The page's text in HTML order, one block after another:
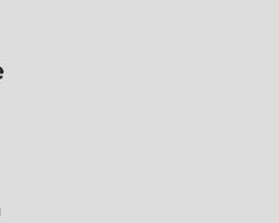
andere merken en beter voor